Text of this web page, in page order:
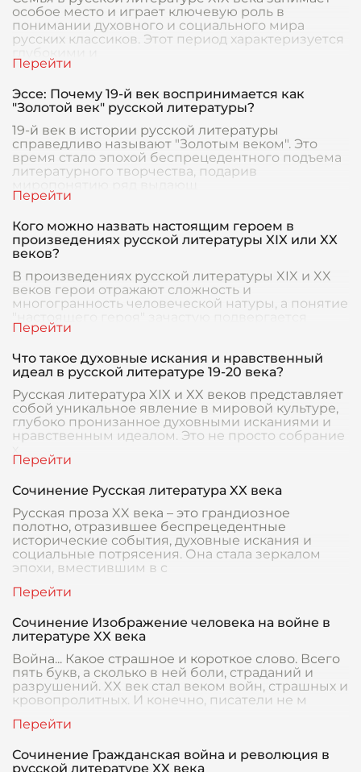
особое место и играет ключевую роль в
понимании духовного и социального мира
русских классиков. Этот период характеризуется
глубокими и
Эссе: Почему 19-й век воспринимается как
"Золотой век" русской литературы?
19-й век в истории русской литературы
справедливо называют "Золотым веком". Это
время стало эпохой беспрецедентного подъема
литературного творчества, подарив
Кого можно назвать настоящим героем в
произведениях русской литературы XIX или XX
веков?
В произведениях русской литературы XIX и XX
веков герои отражают сложность и
многогранность человеческой натуры, а понятие
глубокому анализ
Что такое духовные искания и нравственный
идеал в русской литературе 19-20 века?
Русская литература XIX и XX веков представляет
собой уникальное явление в мировой культуре,
глубоко пронизанное духовными исканиями и
нравственным идеалом. Это не просто собрание
Сочинение Русская литература XX века
Русская проза XX века – это грандиозное
полотно, отразившее беспрецедентные
исторические события, духовные искания и
социальные потрясения. Она стала зеркалом
эпохи, вместившим в с
Сочинение Изображение человека на войне в
литературе XX века
Война... Какое страшное и короткое слово. Всего
пять букв, а сколько в ней боли, страданий и
разрушений. XX век стал веком войн, страшных и
кровопролитных. И конечно, писатели не м
Сочинение Гражданская война и революция в
русской литературе XX века